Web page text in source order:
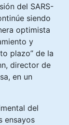
del SARS-
siendo
optimista
y
plazo” de la
director de
en un
del
ensayos